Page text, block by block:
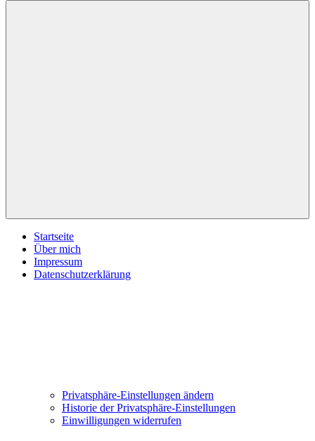
Startseite
Über mich
Impressum
Datenschutzerklärung
Privatsphäre-Einstellungen ändern
Historie der Privatsphäre-Einstellungen
Einwilligungen widerrufen